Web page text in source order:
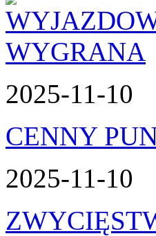
2025-11-10
CENNY
2025-11-10